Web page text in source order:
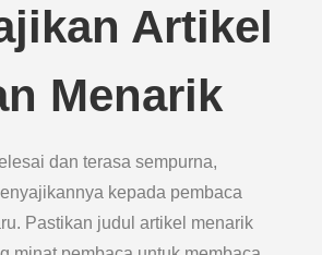
Artikel
Menarik
dan terasa sempurna,
kepada pembaca
Pastikan judul artikel menarik